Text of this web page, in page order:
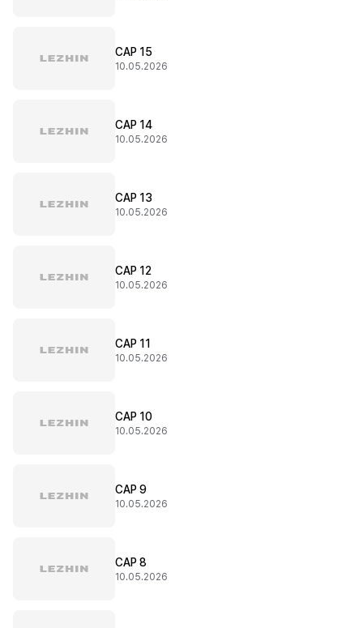
CAP 15
10.05.2026
CAP 14
10.05.2026
CAP 13
10.05.2026
CAP 12
10.05.2026
CAP 11
10.05.2026
CAP 10
10.05.2026
CAP 9
10.05.2026
CAP 8
10.05.2026